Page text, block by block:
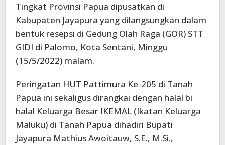
Tingkat Provinsi Papua dipusatkan di
Kabupaten Jayapura yang dilangsungkan dalam
bentuk resepsi di Gedung Olah Raga (GOR) STT
GIDI di Palomo, Kota Sentani, Minggu
(15/5/2022) malam.
Peringatan HUT Pattimura Ke-205 di Tanah
Papua ini sekaligus dirangkai dengan halal bi
halal Keluarga Besar IKEMAL (Ikatan Keluarga
Maluku) di Tanah Papua dihadiri Bupati
Jayapura Mathius Awoitauw, S.E., M.Si.,